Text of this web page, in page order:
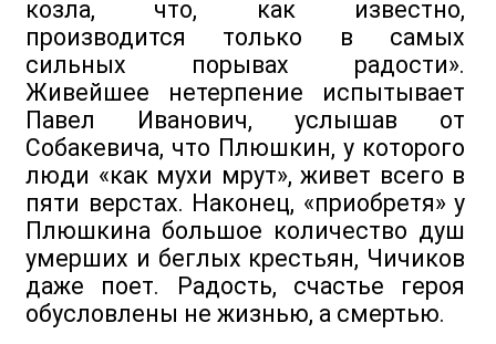
козла, что, как известно,
производится только в самых
сильных порывах радости».
Живейшее нетерпение испытывает
Павел Иванович, услышав от
Собакевича, что Плюшкин, у которого
люди «как мухи мрут», живет всего в
пяти верстах. Наконец, «приобретя» у
Плюшкина большое количество душ
умерших и беглых крестьян, Чичиков
даже поет. Радость, счастье героя
обусловлены не жизнью, а смертью.